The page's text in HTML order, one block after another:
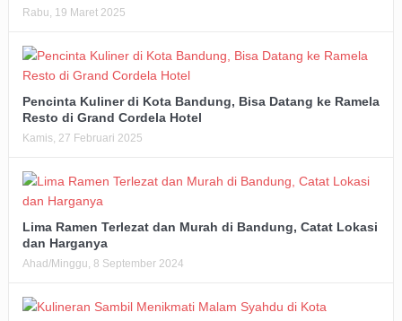
Rabu, 19 Maret 2025
Pencinta Kuliner di Kota Bandung, Bisa Datang ke Ramela
Resto di Grand Cordela Hotel
Kamis, 27 Februari 2025
Lima Ramen Terlezat dan Murah di Bandung, Catat Lokasi
dan Harganya
Ahad/Minggu, 8 September 2024